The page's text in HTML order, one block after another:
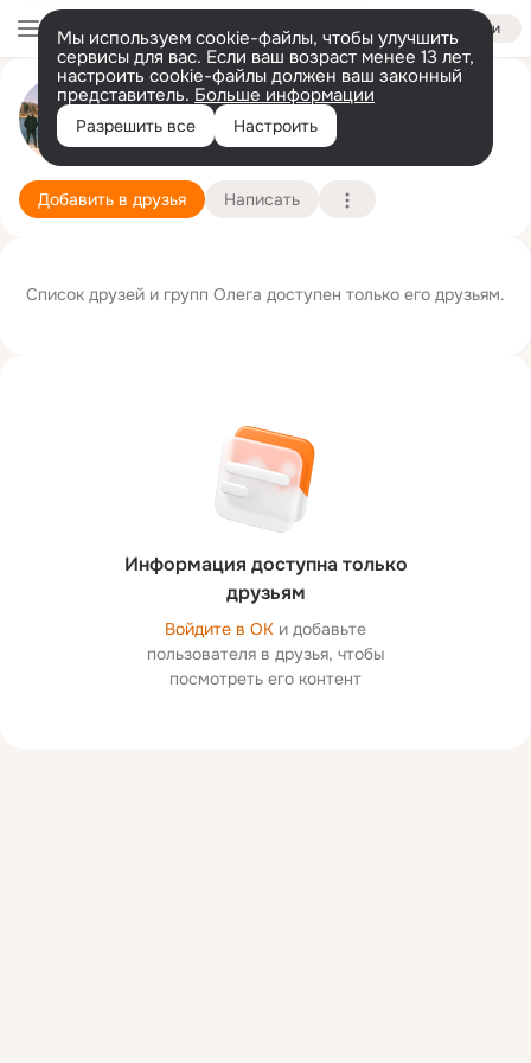
Войти
Мы используем cookie-файлы, чтобы улучшить
сервисы для вас. Если ваш возраст менее 13 лет,
настроить cookie-файлы должен ваш законный
представитель. Больше информации
Разрешить все Настроить
Олег Чухненко
20 августа
Добавить в друзья Написать
Информация доступна только
друзьям
Войдите в ОК и добавьте
пользователя в друзья, чтобы
посмотреть его контент
Список друзей и групп Олега доступен только его друзьям.